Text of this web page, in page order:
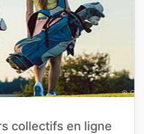
collectifs en ligne